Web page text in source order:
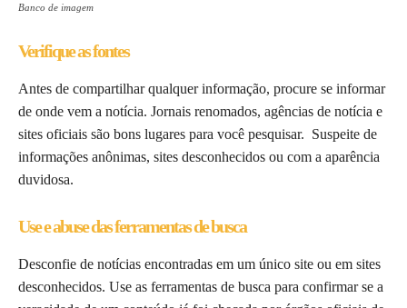
Banco de imagem
Verifique as fontes
Antes de compartilhar qualquer informação, procure se informar
de onde vem a notícia. Jornais renomados, agências de notícia e
sites oficiais são bons lugares para você pesquisar. Suspeite de
informações anônimas, sites desconhecidos ou com a aparência
duvidosa.
Use e abuse das ferramentas de busca
Desconfie de notícias encontradas em um único site ou em sites
desconhecidos. Use as ferramentas de busca para confirmar se a